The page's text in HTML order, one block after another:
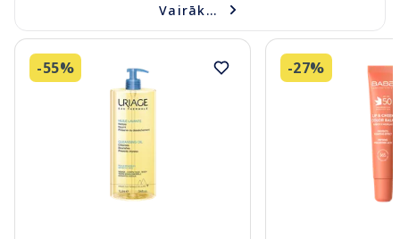
Vairāk...
-55% -27%